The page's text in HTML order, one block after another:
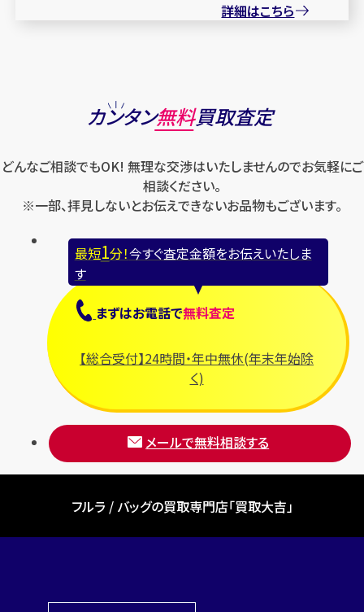
詳細はこちら
カンタン無料買取査定
どんなご相談でもOK! 無理な交渉はいたしませんのでお気軽にご
相談ください。
※一部、拝見しないとお伝えできないお品物もございます。
最短1分！今すぐ査定金額をお伝えいたしま
す
まずはお電話で無料査定
【総合受付】24時間・年中無休(年末年始除
く)
メールで無料相談する
フルラ / バッグの買取専門店「買取大吉」